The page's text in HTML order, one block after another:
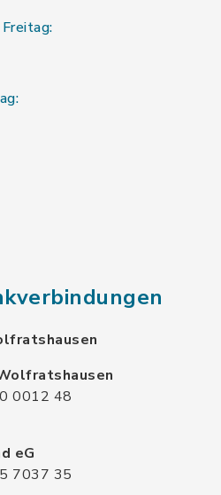
0012 48
eG
7037 35